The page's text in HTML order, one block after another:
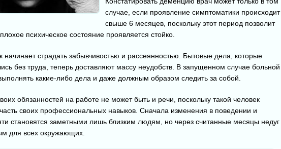
случае, если проявление симптоматики происходит
свыше 6 месяцев, поскольку этот период позволит
психическое состояние проявляется стойко.
начинает страдать забывчивостью и рассеянностью. Бытовые дела, которые
без труда, теперь доставляют массу неудобств. В запущенном случае больной
какие-либо дела и даже должным образом следить за собой.
обязанностей на работе не может быть и речи, поскольку такой человек
своих профессиональных навыков. Сначала изменения в поведении и
становятся заметными лишь близким людям, но через считанные месяцы недуг
для всех окружающих.